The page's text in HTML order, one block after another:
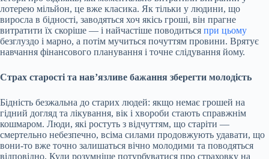
лотерею мільйон, це вже класика. Як тільки у людини, що
виросла в бідності, заводяться хоч якісь гроші, він прагне
витратити їх скоріше — і найчастіше поводиться при цьому
безглуздо і марно, а потім мучиться почуттям провини. Врятує
навчання фінансового планування і точне слідування йому.
Страх старості та нав’язливе бажання зберегти молодість
Бідність безжальна до старих людей: якщо немає грошей на
гідний догляд та лікування, вік і хвороби стають справжнім
кошмаром. Люди, які ростуть з відчуттям, що старіти —
смертельно небезпечно, всіма силами продовжують удавати, що
вони-то вже точно залишаться вічно молодими та поводяться
відповідно. Куди розумніше потурбуватися про страховку на